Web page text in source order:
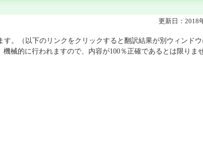
更新日：2018
。（以下のリンクをクリックすると翻訳結果が別ウィンド
械的に行われますので、内容が100％正確であるとは限りま